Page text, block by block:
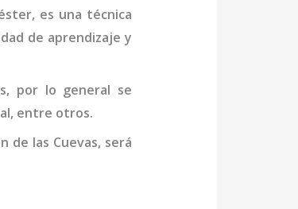
es una técnica
de aprendizaje y
, por lo general se
entre otros.
de las Cuevas, será